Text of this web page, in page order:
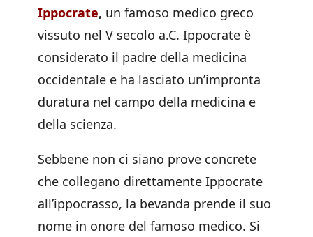
Ippocrate, un famoso medico greco
vissuto nel V secolo a.C. Ippocrate è
considerato il padre della medicina
occidentale e ha lasciato un’impronta
duratura nel campo della medicina e
della scienza.
Sebbene non ci siano prove concrete
che collegano direttamente Ippocrate
all’ippocrasso, la bevanda prende il suo
nome in onore del famoso medico. Si